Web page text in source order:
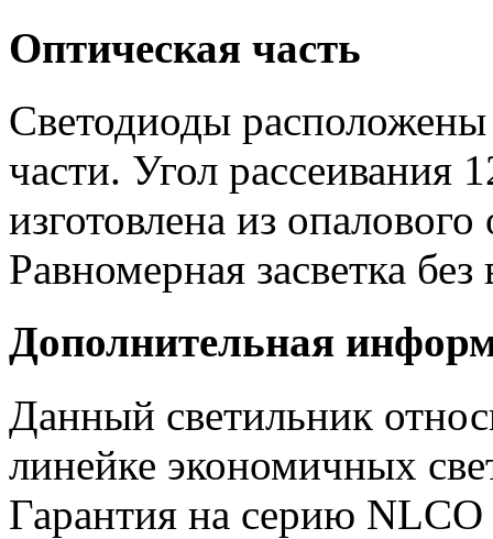
Оптическая часть
Светодиоды
части. Угол рассеивания
изготовлена из
Равномерная засветка
Дополнительная
Данный светильник
линейке экономичных
Гарантия на серию